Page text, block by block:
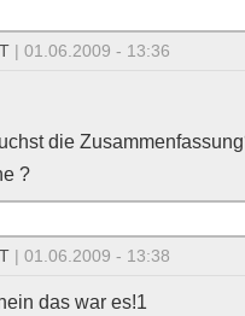
| 01.06.2009 - 13:36
die
?
| 01.06.2009 - 13:38
das war es!1